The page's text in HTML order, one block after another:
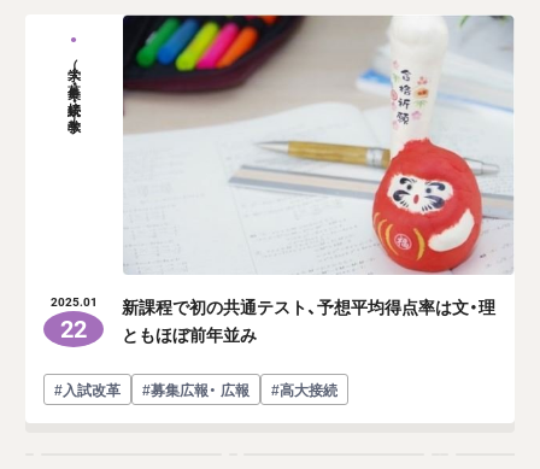
大学（募集・接続・教学）
2025.01
22
新課程で初の共通テスト、予想平均得点率は文・理
ともほぼ前年並み
#入試改革 #募集広報・ 広報 #高大接続